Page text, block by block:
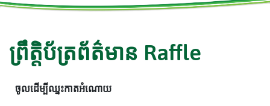
ព្រឹត្តិប័ត្រព័ត៌មាន Raffle
ចូលដើម្បីឈ្នះកាតអំណោយ